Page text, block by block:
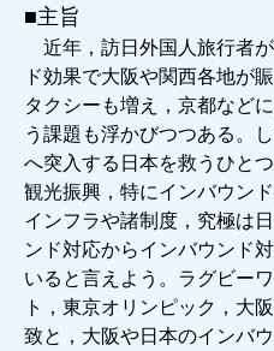
■主旨
近年，訪日外国人旅行者
ド効果で大阪や関西各地が
タクシーも増え，京都など
う課題も浮かびつつある。
へ突入する日本を救うひと
観光振興，特にインバウン
インフラや諸制度，究極は
ンド対応からインバウンド
いると言えよう。ラグビー
ト，東京オリンピック，大
致と，大阪や日本のインバ